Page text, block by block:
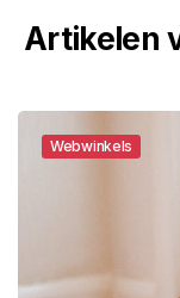
Artikelen
Webwinkels